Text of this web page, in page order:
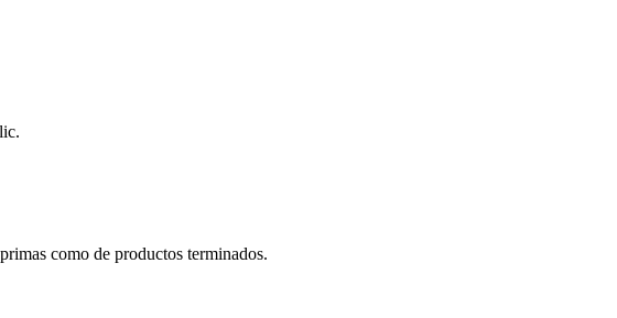
como de productos terminados.